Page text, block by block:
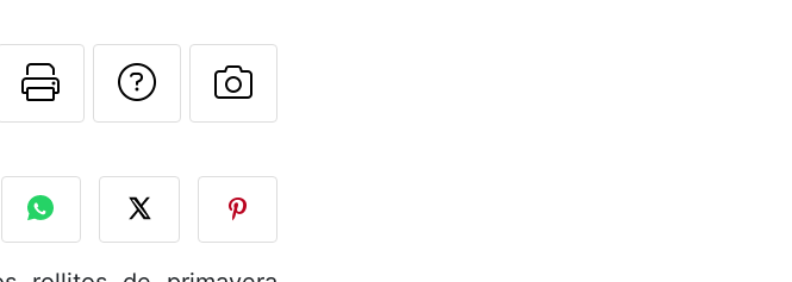
esta receta a un amigo
Imprimir esta página
Preguntar al autor
Publicar la foto de esta receta